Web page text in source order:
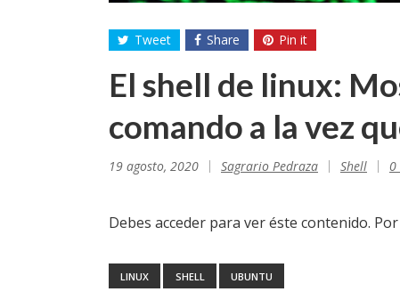
Tweet Share Pin it
El shell de linux:
comando a la vez
19 agosto, 2020 Sagrario Pedraza Shell 0
Debes acceder para ver éste contenido.
LINUX SHELL UBUNTU